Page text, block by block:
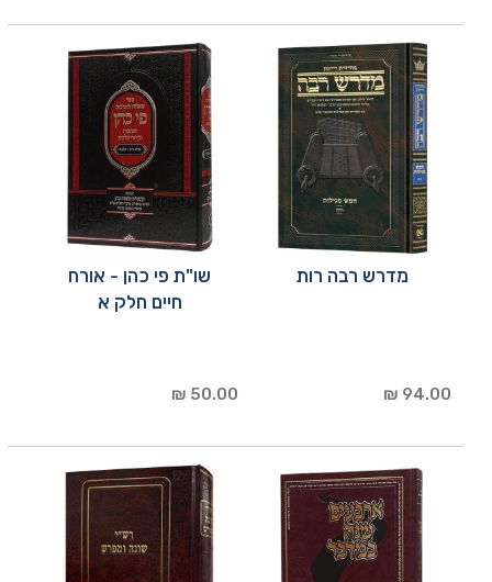
מדרש רבה רות
94.00 ₪
שו"ת פי כהן - אורח
חיים חלק א
50.00 ₪